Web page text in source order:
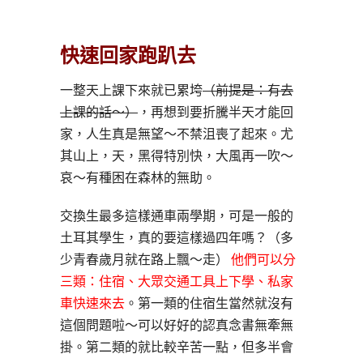
快速回家跑趴去
一整天上課下來就已累垮（前提是：有去
上課的話～） ，再想到要折騰半天才能回
家，人生真是無望～不禁沮喪了起來。尤
其山上，天，黑得特別快，大風再一吹～
哀～有種困在森林的無助。
交換生最多這樣通車兩學期，可是一般的
土耳其學生，真的要這樣過四年嗎？（多
少青春歲月就在路上飄～走） 他們可以分
三類：住宿、大眾交通工具上下學、私家
車快速來去 。第一類的住宿生當然就沒有
這個問題啦～可以好好的認真念書無牽無
掛。第二類的就比較辛苦一點，但多半會